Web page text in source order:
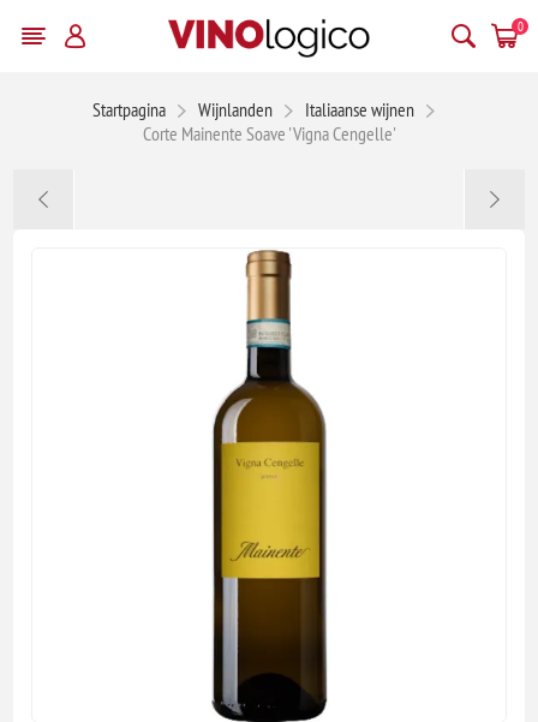
0
Startpagina Wijnlanden
Italiaanse wijnen
Corte Mainente Soave 'Vigna Cengelle'